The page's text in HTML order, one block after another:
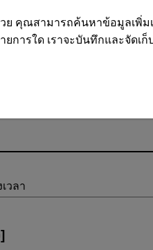
วลา
]
ย คุณสามารถค้นหาข้อมูลเพิ่ม
ยการใด เราจะบันทึกและจัดเ